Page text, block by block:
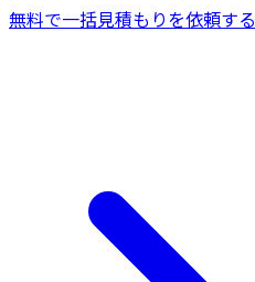
無料で一括見積もりを依頼する